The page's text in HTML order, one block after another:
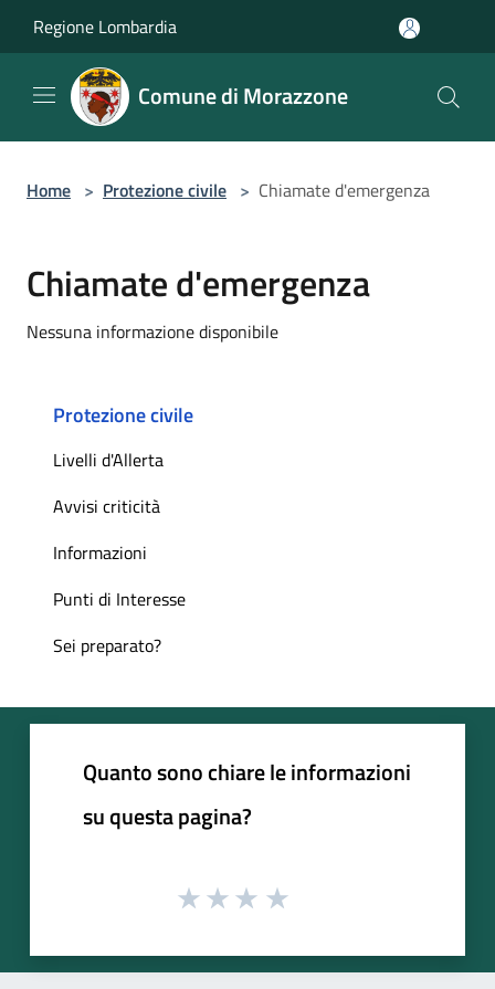
Regione Lombardia
Comune di Morazzone
Home > Protezione civile > Chiamate d'emergenza
Chiamate d'emergenza
Nessuna informazione disponibile
Protezione civile
Livelli d'Allerta
Avvisi criticità
Informazioni
Punti di Interesse
Sei preparato?
Quanto sono chiare le informazioni
su questa pagina?